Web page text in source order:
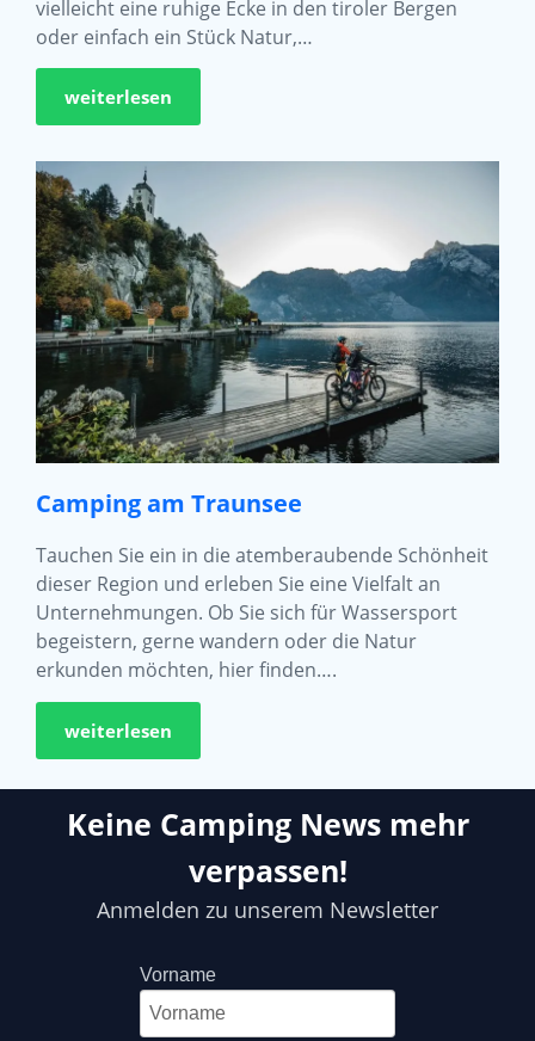
vielleicht eine ruhige Ecke in den tiroler Bergen
oder einfach ein Stück Natur,…
weiterlesen
Camping am Traunsee
Tauchen Sie ein in die atemberaubende Schönheit
dieser Region und erleben Sie eine Vielfalt an
Unternehmungen. Ob Sie sich für Wassersport
begeistern, gerne wandern oder die Natur
erkunden möchten, hier finden….
weiterlesen
Keine Camping News mehr
verpassen!
Anmelden zu unserem Newsletter
Vorname